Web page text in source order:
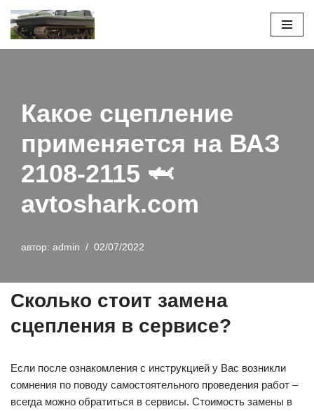
Перейти
Какое сцепление
применяется на ВАЗ
2108-2115 🦈
avtoshark.com
автор: admin 02/07/2022
Сколько стоит замена
сцепления в сервисе?
Если после ознакомления с инструкцией у Вас возникли
сомнения по поводу самостоятельного проведения работ –
всегда можно обратиться в сервисы. Стоимость замены в